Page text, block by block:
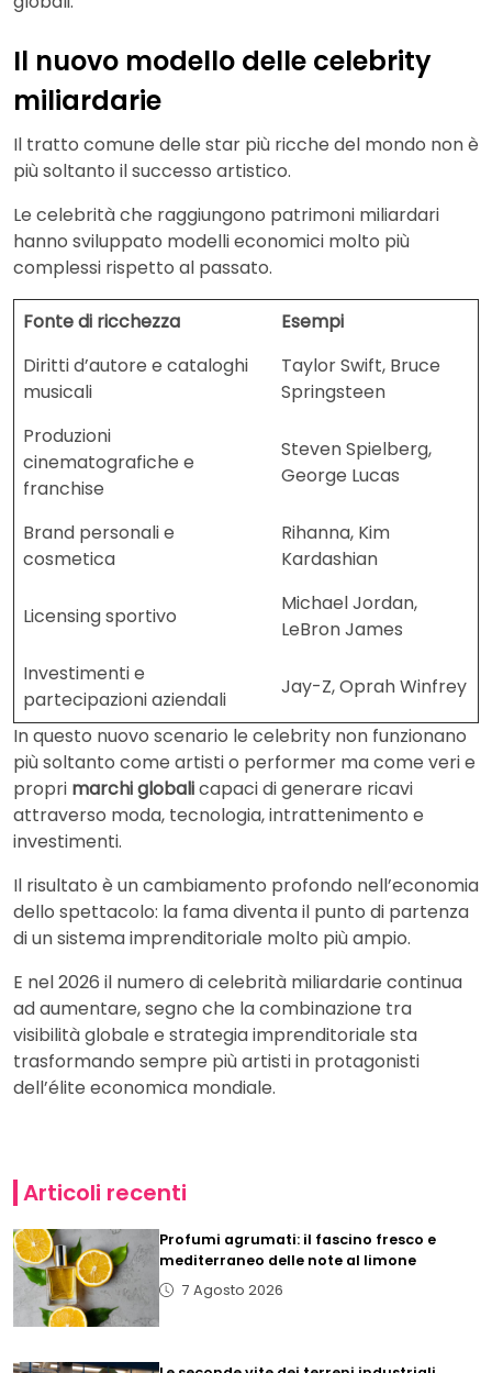
Il nuovo modello delle celebrity
miliardarie
Il tratto comune delle star più ricche del mondo non è
più soltanto il successo artistico.
Le celebrità che raggiungono patrimoni miliardari
hanno sviluppato modelli economici molto più
complessi rispetto al passato.
Fonte di ricchezza
Esempi
Diritti d’autore e cataloghi
musicali
Taylor Swift, Bruce
Springsteen
Produzioni
cinematografiche e
franchise
Steven Spielberg,
George Lucas
Brand personali e
cosmetica
Rihanna, Kim
Kardashian
Licensing sportivo
Michael Jordan,
LeBron James
Investimenti e
partecipazioni aziendali
Jay-Z, Oprah Winfrey
In questo nuovo scenario le celebrity non funzionano
più soltanto come artisti o performer ma come veri e
propri marchi globalicapaci di generare ricavi
attraverso moda, tecnologia, intrattenimento e
investimenti.
Il risultato è un cambiamento profondo nell’economia
dello spettacolo: la fama diventa il punto di partenza
di un sistema imprenditoriale molto più ampio.
E nel 2026 il numero di celebrità miliardarie continua
ad aumentare, segno che la combinazione tra
visibilità globale e strategia imprenditoriale sta
trasformando sempre più artisti in protagonisti
dell’élite economica mondiale.
Articoli recenti
Profumi agrumati: il fascino fresco e
mediterraneo delle note al limone
7 Agosto 2026